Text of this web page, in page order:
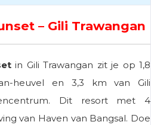
– Gili Trawangan
in Gili Trawangan zit je op 1,8
heuvel en 3,3 km van Gili
Dit resort met 4
van Haven van Bangsal. Doe